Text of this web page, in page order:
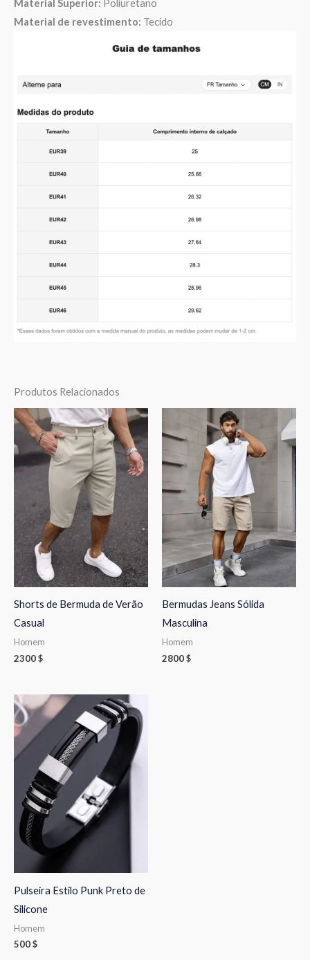
Material Superior: Poliuretano
Material de revestimento: Tecido
Produtos Relacionados
Shorts de Bermuda de Verão
Casual
Homem
2300$
Bermudas Jeans Sólida
Masculina
Homem
2800$
Pulseira Estilo Punk Preto de
Silicone
Homem
500$